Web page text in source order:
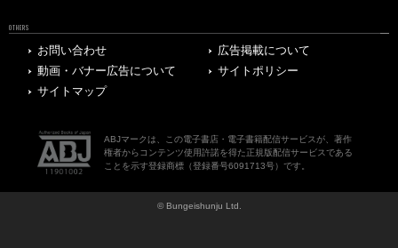
OTHERS
お問い合わせ
広告掲載について
動画・バナー広告について
サイトポリシー
サイトマップ
ABJマークは、この電子書店・電子書籍配信サービスが、著作
権者からコンテンツ使用許諾を得た正規版配信サービスである
ことを示す登録商標（登録番号6091713号）です。
© Bungeishunju Ltd.